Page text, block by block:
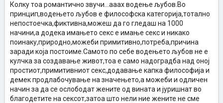
Колку тоа романтично звучи...ааах водење љубов.Во
принцип,водењето љубов е философска категорија,тотално
непостоечка,фиктивна,можеш да го гледаш на 1000
начини,а додека имањето секс е имање секс и никако
поинаку,природно,можеби примитивно,потреба,причина
заради која постоиме.Самото по себе водењето љубов не е
кулчка за создавање живот,тоа е само надоградба над оној
простиот,примитивниот секс,додавање капка философија и
демек продлабочување на значењето,а можеби и одличен
начин за да се ослободат жените од вината и јуришнат во
благодетите на сексот,затоа што нели ние жените не сме